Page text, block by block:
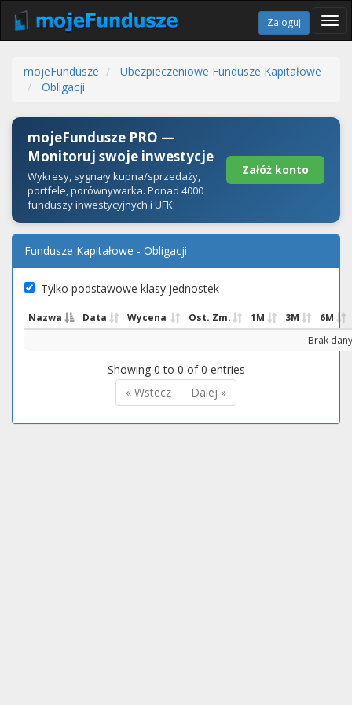
Zaloguj
mojeFundusze
Ubezpieczeniowe Fundusze Kapitałowe
Obligacji
mojeFundusze PRO —
Monitoruj swoje inwestycje
Wykresy, sygnały kupna/sprzedaży,
portfele, porównywarka. Ponad 4000
funduszy inwestycyjnych i UFK.
Załóż konto
Fundusze Kapitałowe - Obligacji
Tylko podstawowe klasy jednostek
Nazwa Data Wycena Ost. Zm. 1M 3M
6M
Brak
Showing 0 to 0 of 0 entries
« Wstecz
Dalej »